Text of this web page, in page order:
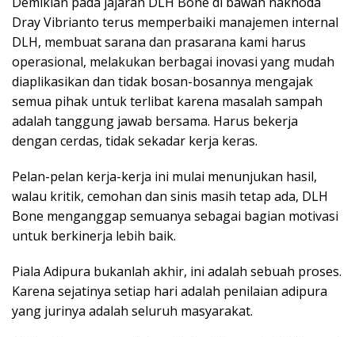
Dray Vibrianto terus memperbaiki manajemen internal
DLH, membuat sarana dan prasarana kami harus
operasional, melakukan berbagai inovasi yang mudah
diaplikasikan dan tidak bosan-bosannya mengajak
semua pihak untuk terlibat karena masalah sampah
adalah tanggung jawab bersama. Harus bekerja
dengan cerdas, tidak sekadar kerja keras.
Pelan-pelan kerja-kerja ini mulai menunjukan hasil,
walau kritik, cemohan dan sinis masih tetap ada, DLH
Bone menganggap semuanya sebagai bagian motivasi
untuk berkinerja lebih baik.
Piala Adipura bukanlah akhir, ini adalah sebuah proses.
Karena sejatinya setiap hari adalah penilaian adipura
yang jurinya adalah seluruh masyarakat.